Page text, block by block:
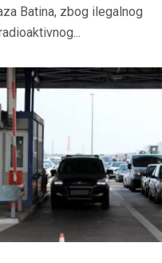
Batina, zbog ilegalnog